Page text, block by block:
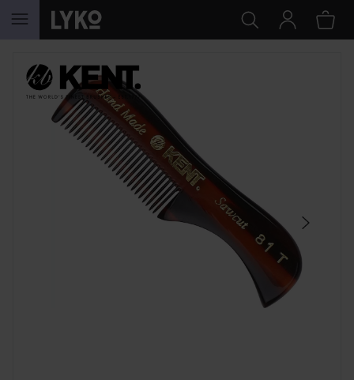
GÅ TIL INNHOLD
HOPP OVER SEKSJON